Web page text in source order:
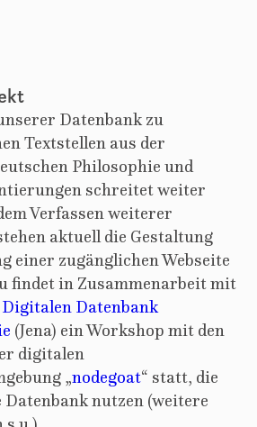
Datenbank zu
Textstellen aus der
Philosophie und
schreitet weiter
Verfassen weiterer
aktuell die Gestaltung
einer zugänglichen Webseite
findet in Zusammenarbeit mit
Digitalen Datenbank
(Jena) ein Workshop mit den
digitalen
„nodegoat“ statt, die
nutzen (weitere